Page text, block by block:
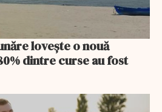
lovește o nouă
dintre curse au fost